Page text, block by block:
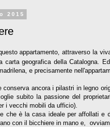
2015
appartamento, attraverso la
carta geografica della Catalogna.
e precisamente
conserva ancora i pilastri in legno
subito la passione del
i vecchi mobili da ufficio).
che è la casa ideale per affollati e
con il bicchiere in mano e,